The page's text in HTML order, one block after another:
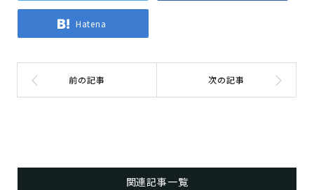
Hatena
関連記事一覧